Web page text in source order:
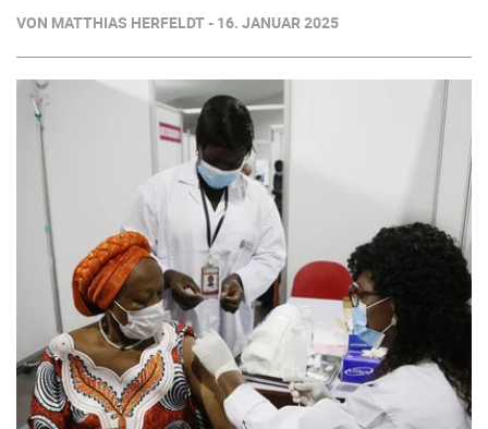
VON MATTHIAS HERFELDT - 16. JANUAR 2025